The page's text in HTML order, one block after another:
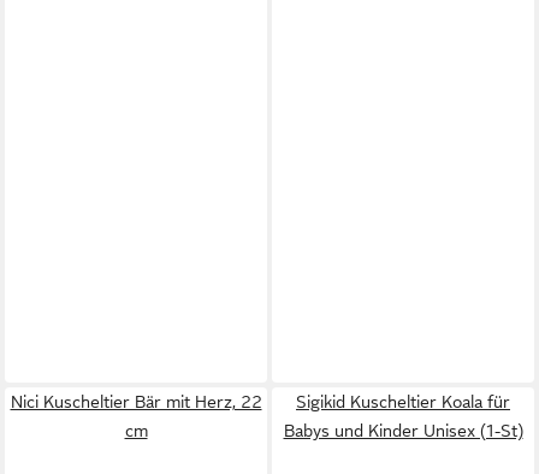
Nici Kuscheltier Bär mit Herz, 22
cm
Sigikid Kuscheltier Koala für
Babys und Kinder Unisex (1-St)